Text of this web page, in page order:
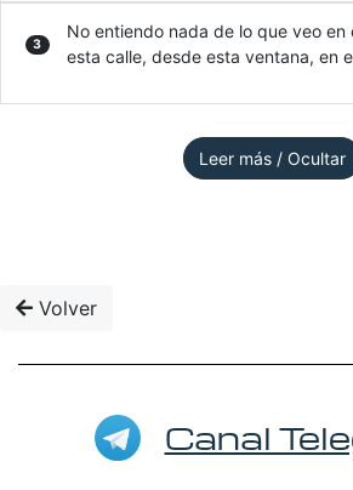
3
No entiendo nada de lo que veo
esta calle, desde esta ventana, en
Leer más / Ocultar
Volver
Canal